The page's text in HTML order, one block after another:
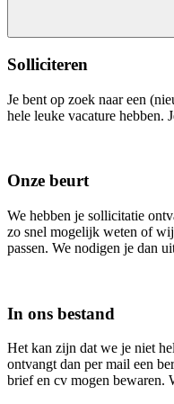
Solliciteren
Je bent op zoek naar een
hele leuke vacature hebben.
Onze beurt
We hebben je sollicitatie
zo snel mogelijk weten of
passen. We nodigen je dan
In ons bestand
Het kan zijn dat we je niet
ontvangt dan per mail een
brief en cv mogen bewaren.